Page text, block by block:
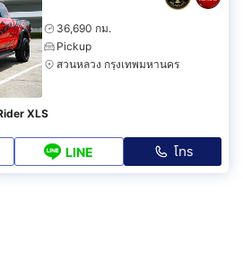
36,690 กม.
Pickup
สวนหลวง กรุงเทพมหานคร
XLS
LINE โทร